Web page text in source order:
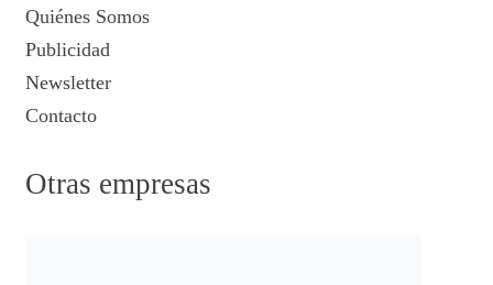
Quiénes Somos
Publicidad
Newsletter
Contacto
Otras empresas